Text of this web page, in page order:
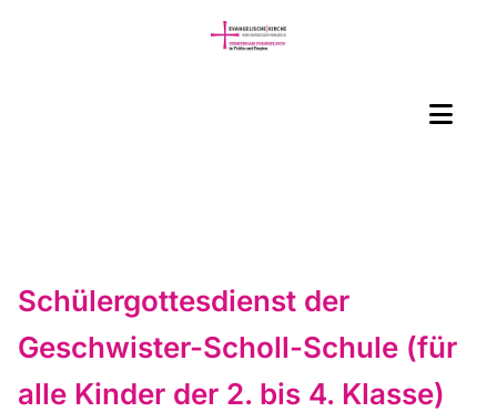
Schülergottesdienst der
Geschwister-Scholl-Schule (für
alle Kinder der 2. bis 4. Klasse)